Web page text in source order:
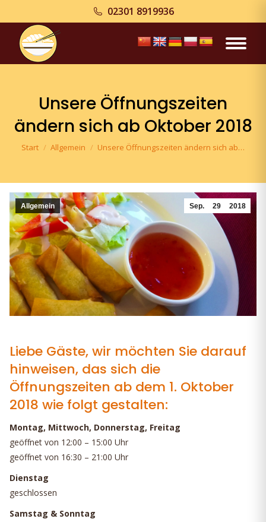
02301 8919936
Unsere Öffnungszeiten
ändern sich ab Oktober 2018
Sie befinden sich hier:
Start Allgemein Unsere Öffnungszeiten ändern sich ab…
Sep. 29 2018
Allgemein
Liebe Gäste, wir möchten Sie darauf
hinweisen, das sich die
Öffnungszeiten ab dem 1. Oktober
2018 wie folgt gestalten:
Montag, Mittwoch, Donnerstag, Freitag
geöffnet von 12:00 – 15:00 Uhr
geöffnet von 16:30 – 21:00 Uhr
Dienstag
geschlossen
Samstag & Sonntag